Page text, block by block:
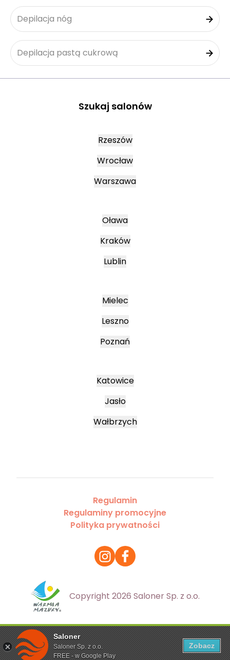
Saloner
Saloner Sp. z o.o.
FREE - w Google Play
Zobacz
Depilacja nóg
Depilacja pastą cukrową
Ta strona korzysta z plików cookies. Aby dowiedzieć się
więcej zapoznaj się zpolityką prywatności
Szukaj salonów
Rzeszów
Wrocław
Warszawa
Oława
Kraków
Lublin
Mielec
Leszno
Poznań
Katowice
Jasło
Wałbrzych
Regulamin
Regulaminy promocyjne
Polityka prywatności
Copyright 2026 Saloner Sp. z o.o.